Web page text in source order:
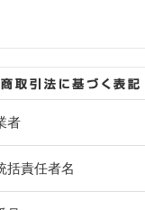
者
括責任者名